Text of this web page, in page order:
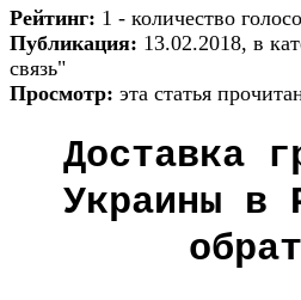
Рейтинг: 1 - количество
Публикация: 13.02.2018, в
связь"
Просмотр: эта статья
Доставка
Украины в